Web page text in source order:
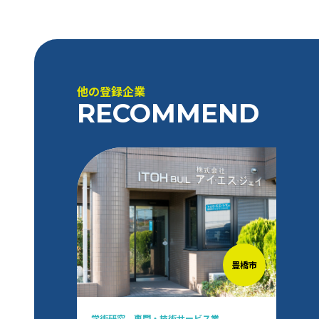
他の登録企業
RECOMMEND
豊橋市